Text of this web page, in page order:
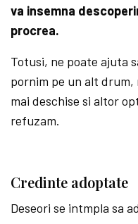
va insemna
procrea.
Totusi, ne poate ajuta
pornim pe un alt
mai deschise si altor
refuzam.
Credinte adoptate
Deseori se intmpla sa